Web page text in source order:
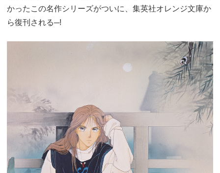
かったこの名作シリーズがついに、集英社オレンジ文庫か
ら復刊される─!